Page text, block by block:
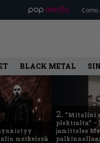
BLACK METAL
merkeissä
2. ”Mitalini
plektralta” –
jamittelee